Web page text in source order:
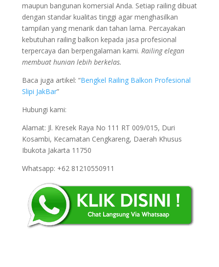
maupun bangunan komersial Anda. Setiap railing dibuat
dengan standar kualitas tinggi agar menghasilkan
tampilan yang menarik dan tahan lama. Percayakan
kebutuhan railing balkon kepada jasa profesional
terpercaya dan berpengalaman kami. Railing elegan
membuat hunian lebih berkelas.
Baca juga artikel: “Bengkel Railing Balkon Profesional
Slipi JakBar”
Hubungi kami:
Alamat: Jl. Kresek Raya No 111 RT 009/015, Duri
Kosambi, Kecamatan Cengkareng, Daerah Khusus
Ibukota Jakarta 11750
Whatsapp: +62 81210550911